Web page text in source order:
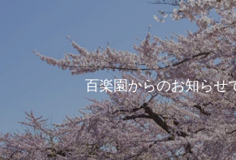
百楽園からのお知らせ